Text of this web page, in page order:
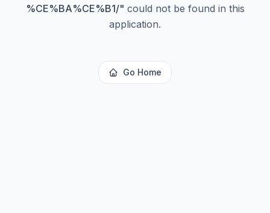
%CE%BA%CE%B1/" could not be found in this
application.
Go Home